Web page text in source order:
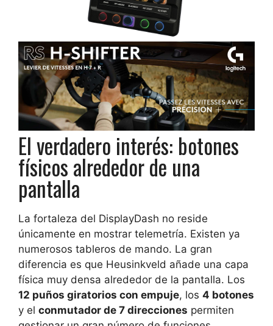
El verdadero interés: botones
físicos alrededor de una
pantalla
La fortaleza del DisplayDash no reside
únicamente en mostrar telemetría. Existen ya
numerosos tableros de mando. La gran
diferencia es que Heusinkveld añade una capa
física muy densa alrededor de la pantalla. Los
12 puños giratorios con empuje, los 4 botones
y el conmutador de 7 direcciones permiten